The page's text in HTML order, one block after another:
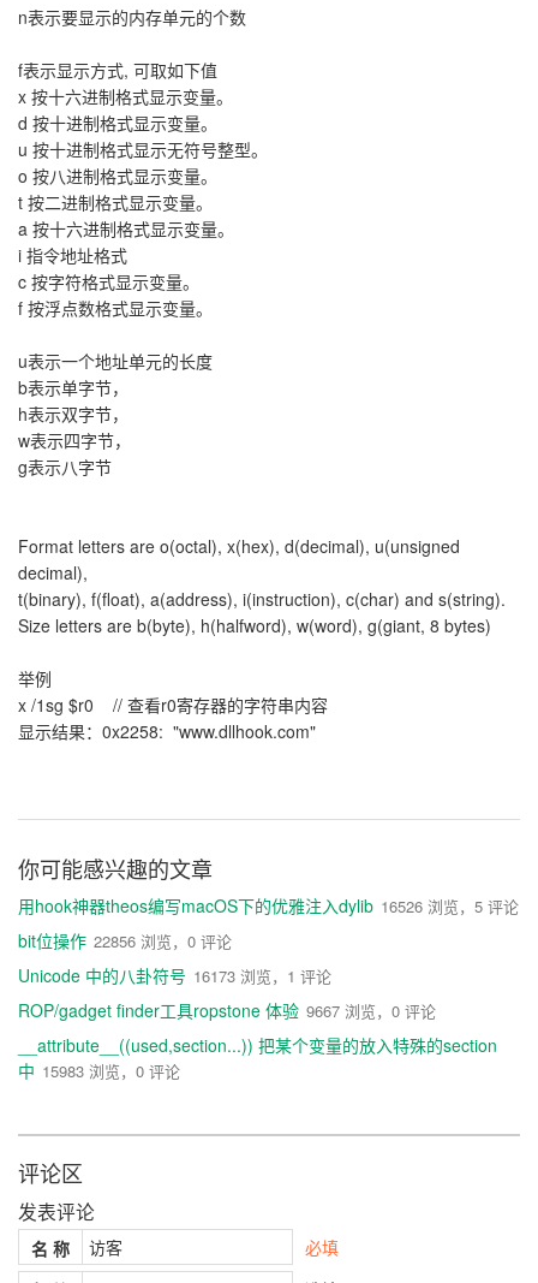
n表示要显示的内存单元的个数
f表示显示方式, 可取如下值
x 按十六进制格式显示变量。
d 按十进制格式显示变量。
u 按十进制格式显示无符号整型。
o 按八进制格式显示变量。
t 按二进制格式显示变量。
a 按十六进制格式显示变量。
i 指令地址格式
c 按字符格式显示变量。
f 按浮点数格式显示变量。
u表示一个地址单元的长度
b表示单字节，
h表示双字节，
w表示四字节，
g表示八字节
Format letters are o(octal), x(hex), d(decimal), u(unsigned
decimal),
t(binary), f(float), a(address), i(instruction), c(char) and s(string).
Size letters are b(byte), h(halfword), w(word), g(giant, 8 bytes)
举例
x /1sg $r0 // 查看r0寄存器的字符串内容
显示结果：0x2258: "www.dllhook.com"
你可能感兴趣的文章
用hook神器theos编写macOS下的优雅注入dylib 16526 浏览，5 评论
bit位操作 22856 浏览，0 评论
Unicode 中的八卦符号 16173 浏览，1 评论
ROP/gadget finder工具ropstone 体验 9667 浏览，0 评论
__attribute__((used,section...)) 把某个变量的放入特殊的section
中 15983 浏览，0 评论
评论区
发表评论
名 称
必填